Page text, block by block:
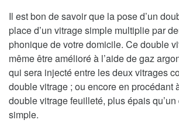
Il est bon de savoir que la pose d’un
place d’un vitrage simple multiplie par
phonique de votre domicile. Ce double
même être amélioré à l’aide de gaz
qui sera injecté entre les deux vitrages
double vitrage ; ou encore en procédant
double vitrage feuilleté, plus épais
simple.